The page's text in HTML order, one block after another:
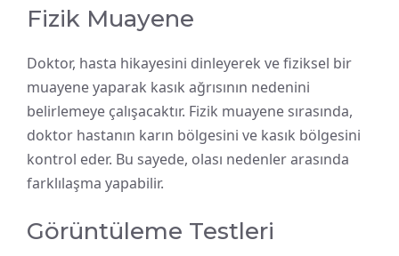
Fizik Muayene
Doktor, hasta hikayesini dinleyerek ve fiziksel bir
muayene yaparak kasık ağrısının nedenini
belirlemeye çalışacaktır. Fizik muayene sırasında,
doktor hastanın karın bölgesini ve kasık bölgesini
kontrol eder. Bu sayede, olası nedenler arasında
farklılaşma yapabilir.
Görüntüleme Testleri